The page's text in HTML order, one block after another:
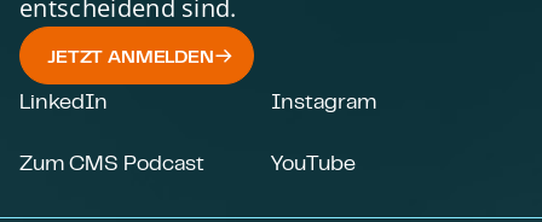
entscheidend sind.
JETZT ANMELDEN
LinkedIn Instagram
Zum CMS Podcast YouTube